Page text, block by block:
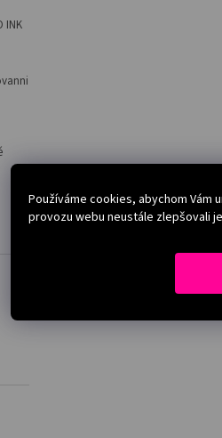
Používáme cookies, abychom Vám
provozu webu neustále zlepšovali
INK